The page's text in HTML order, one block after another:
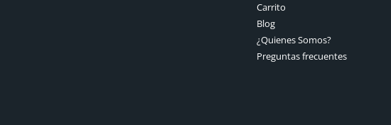
Carrito
Blog
¿Quienes Somos?
Preguntas frecuentes